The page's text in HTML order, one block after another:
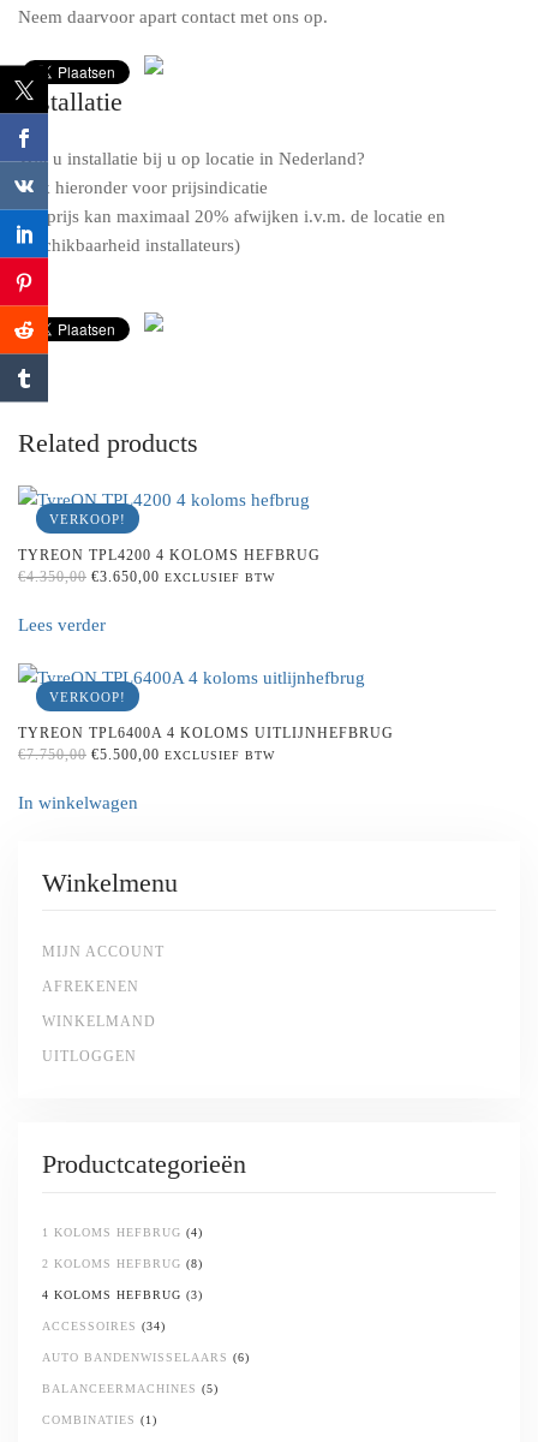
Neem daarvoor apart contact met ons op.
Installatie
Wilt u installatie bij u op locatie in Nederland?
Klik hieronder voor prijsindicatie
(de prijs kan maximaal 20% afwijken i.v.m. de locatie en
beschikbaarheid installateurs)
Related products
VERKOOP!
TYREON TPL4200 4 KOLOMS HEFBRUG
€4.350,00 ORIGINAL
€4.350,00.
€3.650,00 CURRENT
EXCLUSIEF BTW
Lees verder
VERKOOP!
TYREON TPL6400A 4 KOLOMS UITLIJNHEFBRUG
€7.750,00 ORIGINAL
€7.750,00.
€5.500,00 CURRENT
EXCLUSIEF BTW
In winkelwagen
Winkelmenu
MIJN ACCOUNT
AFREKENEN
WINKELMAND
UITLOGGEN
Productcategorieën
1 KOLOMS HEFBRUG (4)
2 KOLOMS HEFBRUG (8)
4 KOLOMS HEFBRUG (3)
ACCESSOIRES (34)
AUTO BANDENWISSELAARS (6)
BALANCEERMACHINES (5)
COMBINATIES (1)